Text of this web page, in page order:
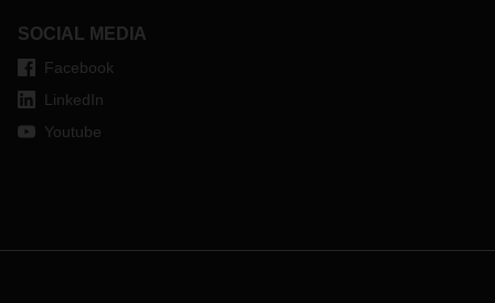
SOCIAL MEDIA
Facebook
LinkedIn
Youtube